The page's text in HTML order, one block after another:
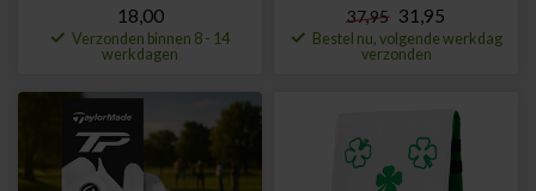
18,00
Verzonden binnen 8 - 14
werkdagen
37,95 31,95
Bestel nu, volgende werkdag
verzonden